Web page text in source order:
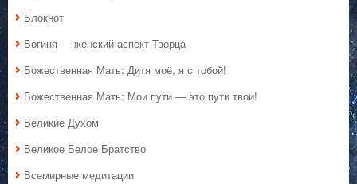
Блокнот
Богиня — женский аспект Творца
Божественная Мать: Дитя моё, я с тобой!
Божественная Мать: Мои пути — это пути твои!
Великие Духом
Великое Белое Братство
Всемирные медитации